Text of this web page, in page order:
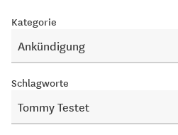
Kategorie
Ankündigung
Schlagworte
Tommy Testet